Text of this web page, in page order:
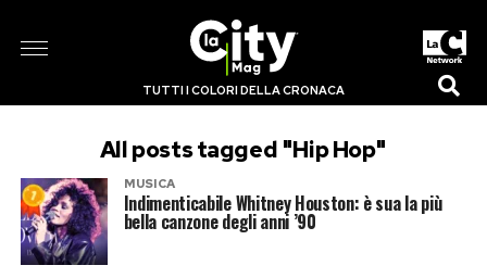
TUTTI I COLORI DELLA CRONACA
All posts tagged "Hip Hop"
MUSICA
Indimenticabile Whitney Houston: è sua la più
bella canzone degli anni ’90